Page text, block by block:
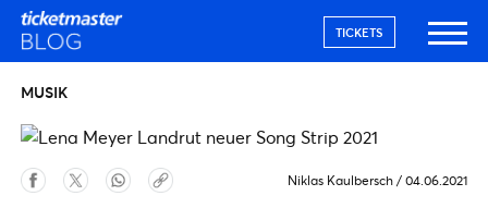
TICKETS
MUSIK
Niklas Kaulbersch / 04.06.2021